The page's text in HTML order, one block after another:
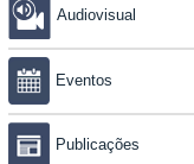
Audiovisual
Eventos
Publicações